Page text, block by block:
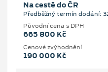
Na cestě do ČR
Předběžný termín dodání:
Původní cena s DPH
665 800 Kč
Cenové zvýhodnění
190 000 Kč